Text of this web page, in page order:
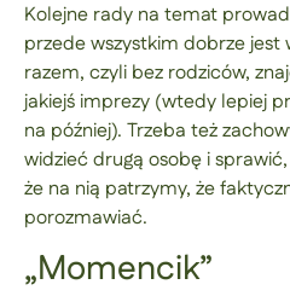
Kolejne rady na temat
przede wszystkim dobrze jest
razem, czyli bez rodziców,
jakiejś imprezy (wtedy lepiej
na później). Trzeba też
widzieć drugą osobę i
że na nią patrzymy, że
porozmawiać.
„Momencik”